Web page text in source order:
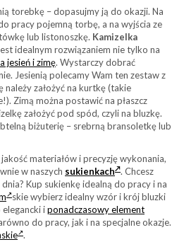
torebkę – dopasujmy ją do okazji. Na
pracy pojemną torbę, a na wyjścia ze
lub listonoszkę. Kamizelka
idealnym rozwiązaniem nie tylko na
jesień i zimę. Wystarczy dobrać
Jesienią polecamy Wam ten zestaw z
należy założyć na kurtkę (takie
Zimą można postawić na płaszcz
założyć pod spód, czyli na bluzkę.
biżuterię – srebrną bransoletkę lub
materiałów i precyzję wykonania,
w naszych sukienkach . Chcesz
Kup sukienkę idealną do pracy i na
skie wybierz idealny wzór i krój bluzki
iponadczasowy element
do pracy, jak i na specjalne okazje.
.